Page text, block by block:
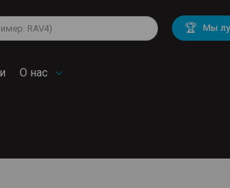
🏆 Мы
О нас
Mitsubishi
Chevrolet